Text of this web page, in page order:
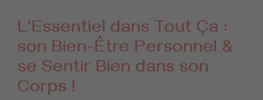
L'Essentiel dans Tout Ça :
son Bien-Être Personnel &
se Sentir Bien dans son
Corps !